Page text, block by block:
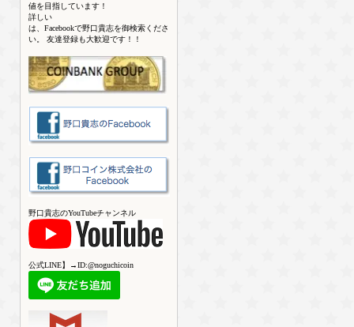
値を目指しています！
詳しい
は、Facebookで野口貴志を御検索くださ
い。 友達登録も大歓迎です！！
野口貴志のYouTubeチャンネル
公式LINE】→ID:@noguchicoin